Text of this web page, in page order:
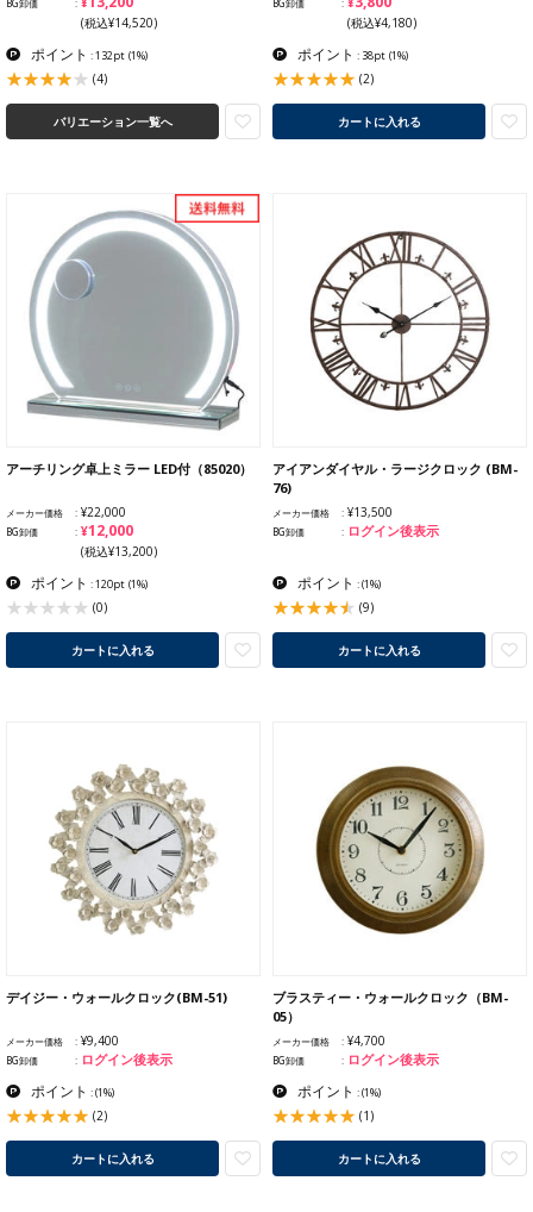
BG卸価
(税込¥14,520)
ポイント : 132pt (1%)
(4)
バリエーション一覧へ
BG卸価
(税込¥4,180)
ポイント : 38pt (1%)
(2)
カートに入れる
アーチリング卓上ミラー LED付（85020）
メーカー価格 ¥22,000
BG卸価 ¥12,000
(税込¥13,200)
ポイント : 120pt (1%)
(0)
カートに入れる
アイアンダイヤル・ラージクロック (BM-
76)
メーカー価格 ¥13,500
BG卸価 ログイン後表示
ポイント :(1%)
(9)
カートに入れる
デイジー・ウォールクロック(BM-51)
メーカー価格 ¥9,400
BG卸価 ログイン後表示
ポイント :(1%)
(2)
カートに入れる
ブラスティー・ウォールクロック（BM-
05）
メーカー価格 ¥4,700
BG卸価 ログイン後表示
ポイント :(1%)
(1)
カートに入れる